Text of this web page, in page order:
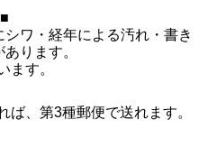
シワ・経年による汚れ・書き
ります。
ます。
ば、第3種郵便で送れます。